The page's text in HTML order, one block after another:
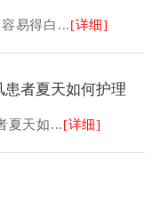
易得白...[详细]
者夏天如何护理
夏天如...[详细]